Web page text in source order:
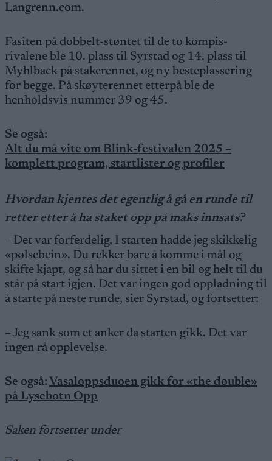
Langrenn.com.
Fasiten på dobbelt-støntet til de to kompis-
rivalene ble 10. plass til Syrstad og 14. plass til
Myhlback på stakerennet, og ny besteplassering
for begge. På skøyterennet etterpå ble de
henholdsvis nummer 39 og 45.
Se også:
Alt du må vite om Blink-festivalen 2025 –
komplett program, startlister og profiler
Hvordan kjentes det egentlig å gå en runde til
retter etter å ha staket opp på maks innsats?
– Det var forferdelig. I starten hadde jeg skikkelig
«pølsebein». Du rekker bare å komme i mål og
skifte kjapt, og så har du sittet i en bil og helt til du
står på start igjen. Det var ingen god oppladning til
å starte på neste runde, sier Syrstad, og fortsetter:
– Jeg sank som et anker da starten gikk. Det var
ingen rå opplevelse.
Se også: Vasaloppsduoen gikk for «the double»
på Lysebotn Opp
Saken fortsetter under